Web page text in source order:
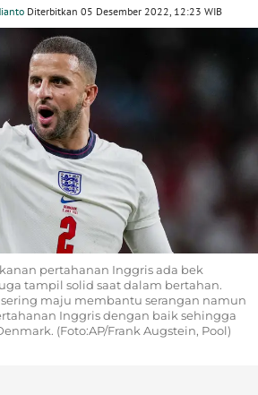
Diterbitkan 05 Desember 2022, 12:23 WIB
pertahanan Inggris ada bek
tampil solid saat dalam bertahan.
maju membantu serangan namun
Inggris dengan baik sehingga
(Foto:AP/Frank Augstein, Pool)